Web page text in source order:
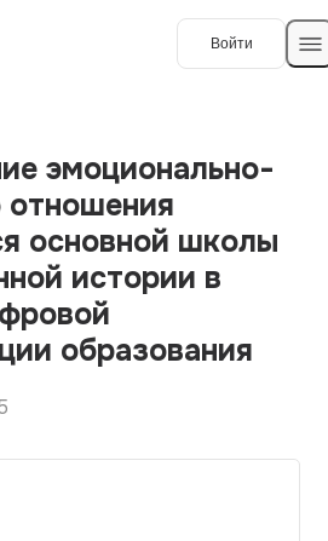
Войти
эмоционально-
отношения
основной школы
истории в
образования